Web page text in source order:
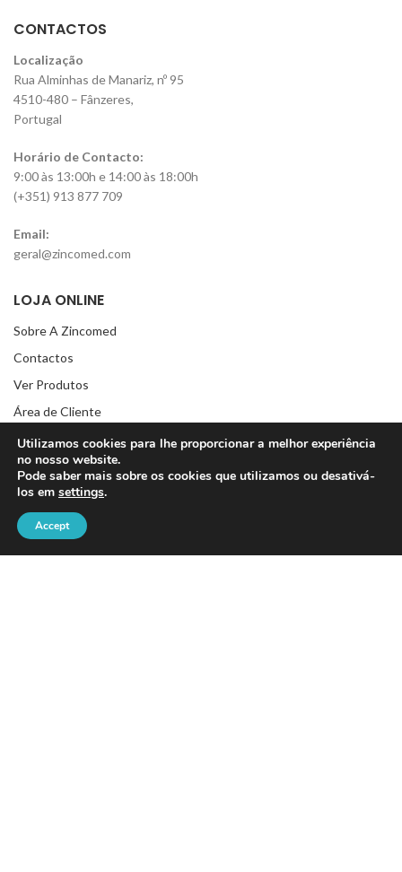
CONTACTOS
Localização
Rua Alminhas de Manariz, nº 95
4510-480 – Fânzeres,
Portugal
Horário de Contacto:
9:00 às 13:00h e 14:00 às 18:00h
(+351) 913 877 709
Email:
geral@zincomed.com
LOJA ONLINE
Sobre A Zincomed
Contactos
Ver Produtos
Área de Cliente
Lista de Favoritos
Carrinho de compras
Utilizamos cookies para lhe proporcionar a melhor experiência
no nosso website.
Pode saber mais sobre os cookies que utilizamos ou desativá-
los em settings.
Accept